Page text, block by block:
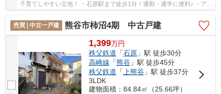
子育てしやすい立地！ ・石原駅まで徒歩1分！通勤・通学に便利♪ ・アイ
売買 | 中古一戸建
熊谷市柿沼4期 中古戸建
1,399万円
秩父鉄道 「石原」駅 徒歩30分
高崎線 「熊谷」駅 徒歩45分
秩父鉄道 「上熊谷」駅 徒歩37分
3LDK
建物面積：84.84㎡（25.66坪）